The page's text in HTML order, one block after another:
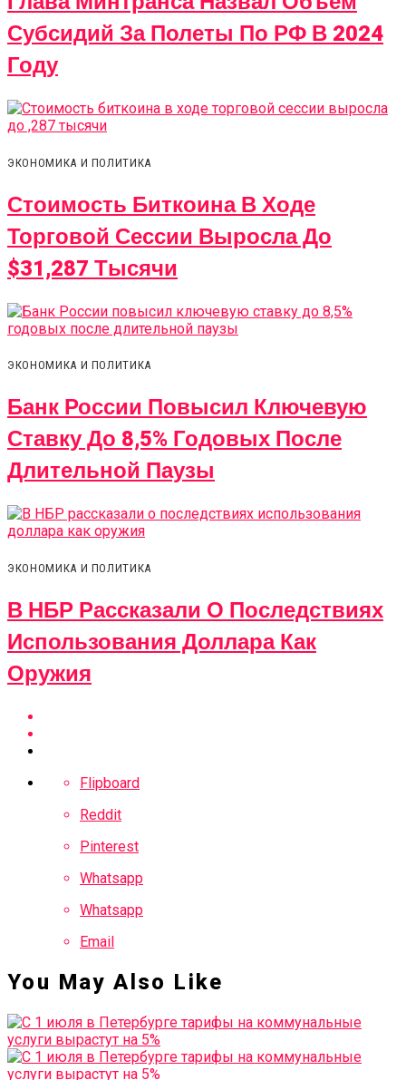
Субсидий За Полеты По РФ В 2024
Году
ЭКОНОМИКА И ПОЛИТИКА
Стоимость Биткоина В Ходе
Торговой Сессии Выросла До
$31,287 Тысячи
ЭКОНОМИКА И ПОЛИТИКА
Банк России Повысил Ключевую
Ставку До 8,5% Годовых После
Длительной Паузы
ЭКОНОМИКА И ПОЛИТИКА
В НБР Рассказали О Последствиях
Использования Доллара Как
Оружия
Flipboard
Reddit
Pinterest
Whatsapp
Whatsapp
Email
You May Also Like